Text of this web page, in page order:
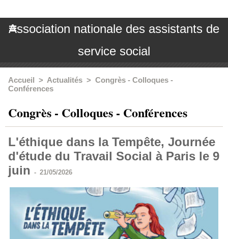
Association nationale des assistants de
service social
Accueil > Actualités > Congrès - Colloques -
Conférences
Congrès - Colloques - Conférences
L'éthique dans la Tempête, Journée
d'étude du Travail Social à Paris le 9
juin - 21/05/2026